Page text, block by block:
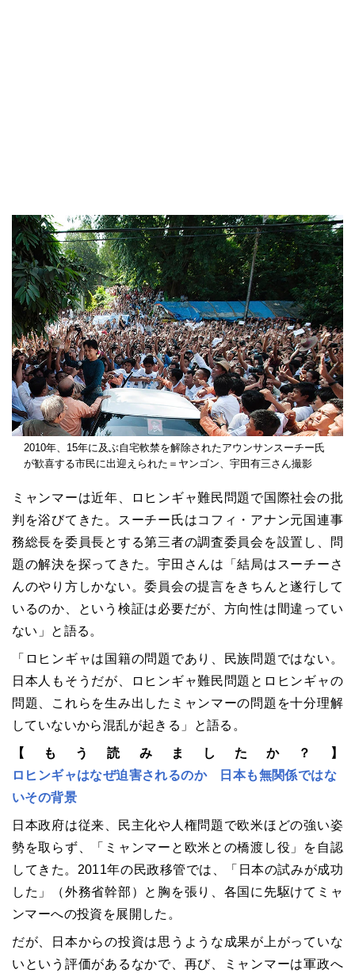
2010年、15年に及ぶ自宅軟禁を解除されたアウンサンスーチー氏
が歓喜する市民に出迎えられた＝ヤンゴン、宇田有三さん撮影
ミャンマーは近年、ロヒンギャ難民問題で国際社会の批
判を浴びてきた。スーチー氏はコフィ・アナン元国連事
務総長を委員長とする第三者の調査委員会を設置し、問
題の解決を探ってきた。宇田さんは「結局はスーチーさ
んのやり方しかない。委員会の提言をきちんと遂行して
いるのか、という検証は必要だが、方向性は間違ってい
ない」と語る。
「ロヒンギャは国籍の問題であり、民族問題ではない。
日本人もそうだが、ロヒンギャ難民問題とロヒンギャの
問題、これらを生み出したミャンマーの問題を十分理解
していないから混乱が起きる」と語る。
【もう読みましたか？】
ロヒンギャはなぜ迫害されるのか 日本も無関係ではな
いその背景
日本政府は従来、民主化や人権問題で欧米ほどの強い姿
勢を取らず、「ミャンマーと欧米との橋渡し役」を自認
してきた。2011年の民政移管では、「日本の試みが成功
した」（外務省幹部）と胸を張り、各国に先駆けてミャ
ンマーへの投資を展開した。
だが、日本からの投資は思うような成果が上がっていな
いという評価があるなかで、再び、ミャンマーは軍政へ